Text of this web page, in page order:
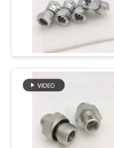
MAPPA
SITO
POLICY